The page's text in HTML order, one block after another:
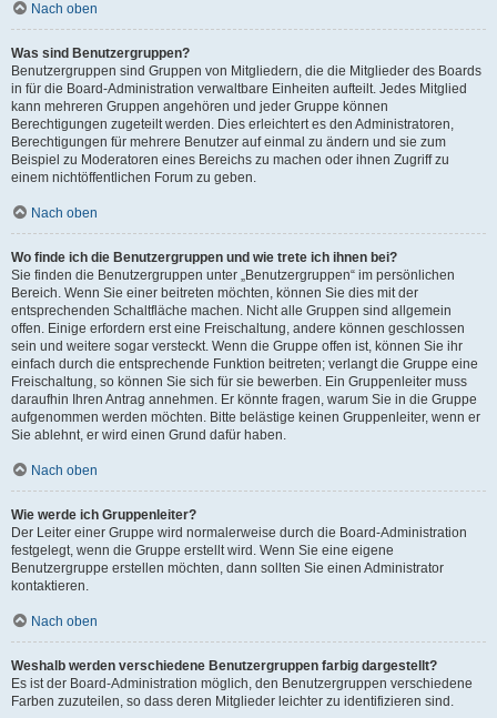
Nach oben
Was sind Benutzergruppen?
Benutzergruppen sind Gruppen von Mitgliedern, die die Mitglieder des Boards
in für die Board-Administration verwaltbare Einheiten aufteilt. Jedes Mitglied
kann mehreren Gruppen angehören und jeder Gruppe können
Berechtigungen zugeteilt werden. Dies erleichtert es den Administratoren,
Berechtigungen für mehrere Benutzer auf einmal zu ändern und sie zum
Beispiel zu Moderatoren eines Bereichs zu machen oder ihnen Zugriff zu
einem nichtöffentlichen Forum zu geben.
Nach oben
Wo finde ich die Benutzergruppen und wie trete ich ihnen bei?
Sie finden die Benutzergruppen unter „Benutzergruppen“ im persönlichen
Bereich. Wenn Sie einer beitreten möchten, können Sie dies mit der
entsprechenden Schaltfläche machen. Nicht alle Gruppen sind allgemein
offen. Einige erfordern erst eine Freischaltung, andere können geschlossen
sein und weitere sogar versteckt. Wenn die Gruppe offen ist, können Sie ihr
einfach durch die entsprechende Funktion beitreten; verlangt die Gruppe eine
Freischaltung, so können Sie sich für sie bewerben. Ein Gruppenleiter muss
daraufhin Ihren Antrag annehmen. Er könnte fragen, warum Sie in die Gruppe
aufgenommen werden möchten. Bitte belästige keinen Gruppenleiter, wenn er
Sie ablehnt, er wird einen Grund dafür haben.
Nach oben
Wie werde ich Gruppenleiter?
Der Leiter einer Gruppe wird normalerweise durch die Board-Administration
festgelegt, wenn die Gruppe erstellt wird. Wenn Sie eine eigene
Benutzergruppe erstellen möchten, dann sollten Sie einen Administrator
kontaktieren.
Nach oben
Weshalb werden verschiedene Benutzergruppen farbig dargestellt?
Es ist der Board-Administration möglich, den Benutzergruppen verschiedene
Farben zuzuteilen, so dass deren Mitglieder leichter zu identifizieren sind.